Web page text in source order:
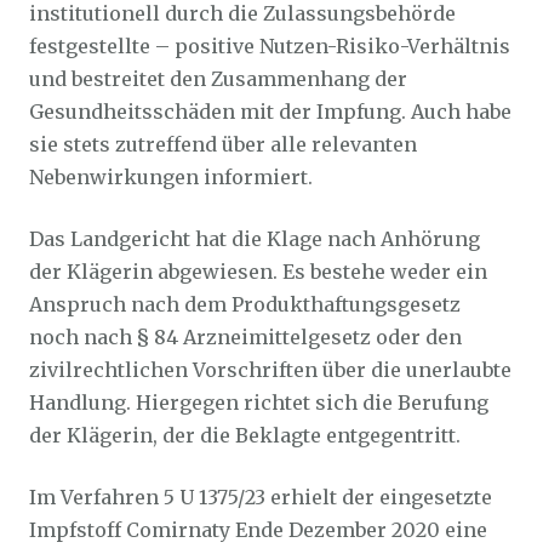
institutionell durch die Zulassungsbehörde
festgestellte – positive Nutzen-Risiko-Verhältnis
und bestreitet den Zusammenhang der
Gesundheitsschäden mit der Impfung. Auch habe
sie stets zutreffend über alle relevanten
Nebenwirkungen informiert.
Das Landgericht hat die Klage nach Anhörung
der Klägerin abgewiesen. Es bestehe weder ein
Anspruch nach dem Produkthaftungsgesetz
noch nach § 84 Arzneimittelgesetz oder den
zivilrechtlichen Vorschriften über die unerlaubte
Handlung. Hiergegen richtet sich die Berufung
der Klägerin, der die Beklagte entgegentritt.
Im Verfahren 5 U 1375/23 erhielt der eingesetzte
Impfstoff Comirnaty Ende Dezember 2020 eine